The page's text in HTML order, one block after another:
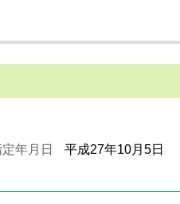
年月日 平成27年10月5日